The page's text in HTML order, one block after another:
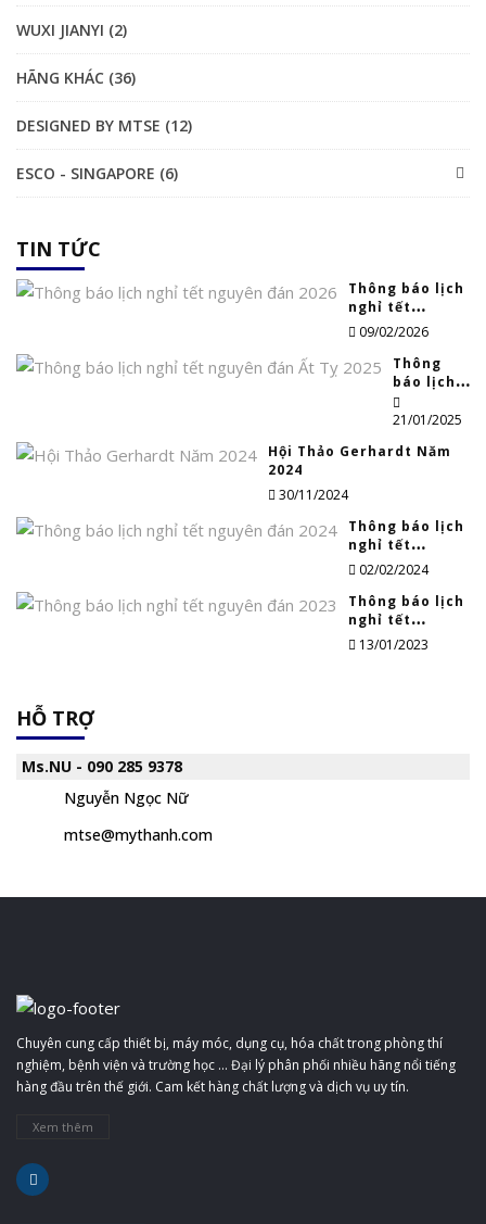
WUXI JIANYI (2)
HÃNG KHÁC (36)
DESIGNED BY MTSE (12)
ESCO - SINGAPORE (6)
TIN TỨC
Thông báo lịch
nghỉ tết
nguyên đán
09/02/2026
Thông
báo lịch
nghỉ tết
nguyên
2025
21/01/2025
Hội Thảo Gerhardt Năm
2024
30/11/2024
Thông báo lịch
nghỉ tết
nguyên đán
02/02/2024
Thông báo lịch
nghỉ tết
nguyên đán
13/01/2023
HỖ TRỢ
Ms.NU - 090 285 9378
Nguyễn Ngọc Nữ
mtse@mythanh.com
Chuyên cung cấp thiết bị, máy móc, dụng cụ, hóa chất trong phòng thí
nghiệm, bệnh viện và trường học ... Đại lý phân phối nhiều hãng nổi tiếng
hàng đầu trên thế giới. Cam kết hàng chất lượng và dịch vụ uy tín.
Xem thêm